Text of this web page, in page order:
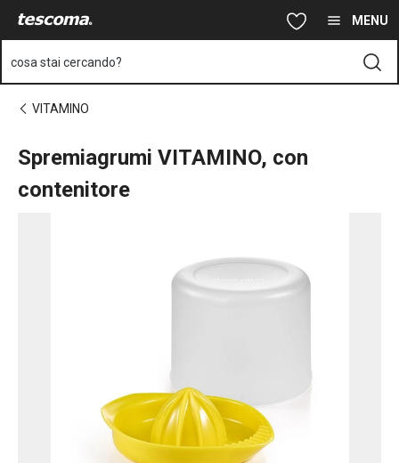
Vai al contenuto principale MENU
cosa stai cercando?
VITAMINO
Spremiagrumi VITAMINO, con
contenitore